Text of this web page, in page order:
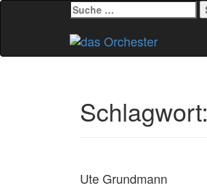
Suche
nach:
springen
Schlagwort:
Ute Grundmann